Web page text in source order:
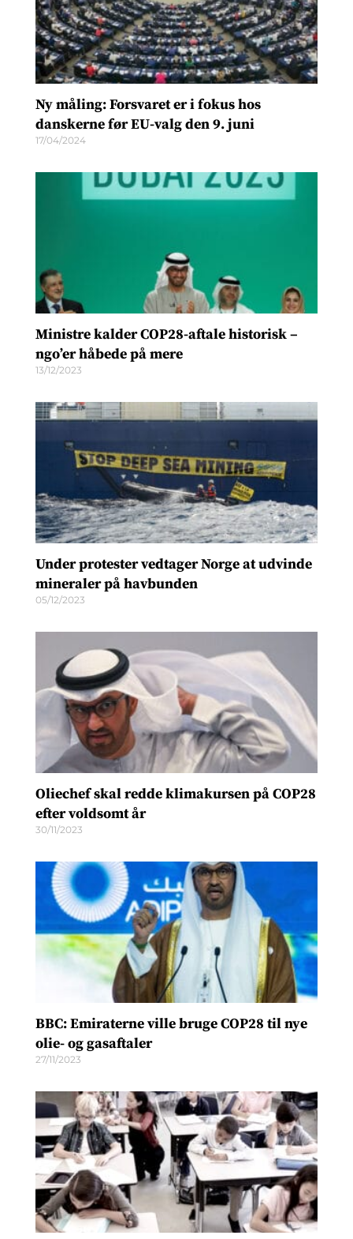
Ny måling: Forsvaret er i fokus hos
danskerne før EU-valg den 9. juni
17/04/2024
Ministre kalder COP28-aftale historisk –
ngo’er håbede på mere
13/12/2023
Under protester vedtager Norge at udvinde
mineraler på havbunden
05/12/2023
Oliechef skal redde klimakursen på COP28
efter voldsomt år
30/11/2023
BBC: Emiraterne ville bruge COP28 til nye
olie- og gasaftaler
27/11/2023